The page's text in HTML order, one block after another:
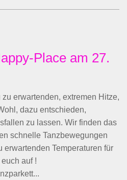
Place am 27.
erwartenden, extremen Hitze,
dazu entschieden,
zu lassen. Wir finden das
schnelle Tanzbewegungen
erwartenden Temperaturen für
auf !